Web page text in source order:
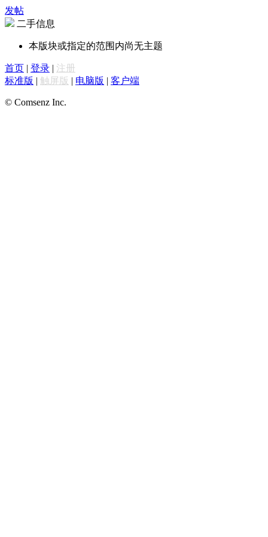
发帖
二手信息
本版块或指定的范围内尚无主题
首页 | 登录 | 注册
标准版 | 触屏版 | 电脑版 | 客户端
© Comsenz Inc.